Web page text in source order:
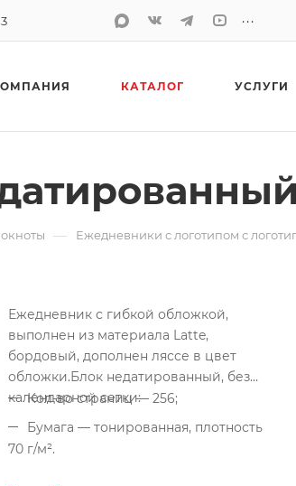
...
КАТАЛОГ УСЛУГИ
— Ежедневники с логотипом с
Ежедневник с гибкой обложкой,
выполнен из материала Latte,
бордовый, дополнен ляссе в цвет
обложки.Блок недатированный, без
календарной сетки:
Кол-во страниц — 256;
Бумага — тонированная, плотность
70 г/м².